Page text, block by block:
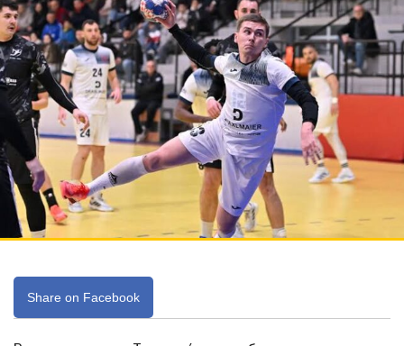
Share on Facebook